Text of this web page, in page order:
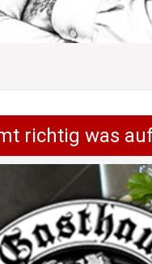
richtig was